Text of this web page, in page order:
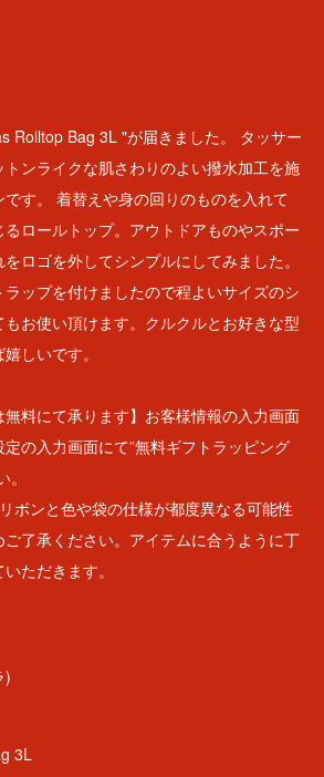
Rolltop Bag 3L "が届きました。 タッサー
ンライクな肌さわりのよい撥水加工を施
です。 着替えや身の回りのものを入れて
ロールトップ。アウトドアものやスポー
ロゴを外してシンプルにしてみました。
ップを付けましたので程よいサイズのシ
もお使い頂けます。クルクルとお好きな型
しいです。
無料にて承ります】お客様情報の入力画面
の入力画面にて”無料ギフトラッピング
ボンと色や袋の仕様が都度異なる可能性
了承ください。アイテムに合うように丁
ただきます。
)
3L